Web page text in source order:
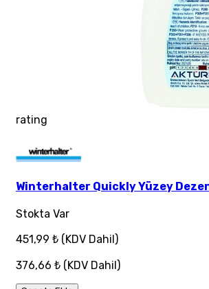
rating
Winterhalter Quickly Yüzey
Stokta Var
451,99 ₺ (KDV Dahil)
376,66 ₺ (KDV Dahil)